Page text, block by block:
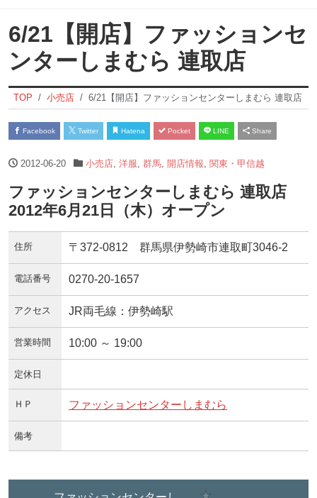
6/21【開店】ファッションセ
ンターしまむら 連取店
TOP 小売店 6/21【開店】ファッションセンターしまむら 連取店
Facebook Twitter Hatena Pocket LINE Share
2012-06-20 小売店, 洋服 群馬, 開店情報 関東・甲信越
ファッションセンターしまむら 連取店
2012年6月21日（木）オープン
住所 〒372-0812 群馬県伊勢崎市連取町3046-2
電話番号 0270-20-1657
アクセス JR両毛線：伊勢崎駅
営業時間 10:00 ～ 19:00
定休日
ＨＰ ファッションセンターしまむら
備考